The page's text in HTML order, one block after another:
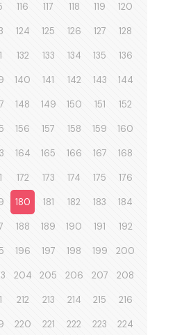
116 117 118 119 120
124 125 126 127 128
132 133 134 135 136
140 141 142 143 144
148 149 150 151 152
156 157 158 159 160
164 165 166 167 168
172 173 174 175 176
180 181 182 183 184
188 189 190 191 192
196 197 198 199 200
204 205 206 207 208
212 213 214 215 216
220 221 222 223 224